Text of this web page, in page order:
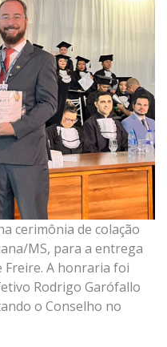
cerimônia de colação
MS, para a entrega
Freire. A honraria foi
Rodrigo Garófallo
o Conselho no